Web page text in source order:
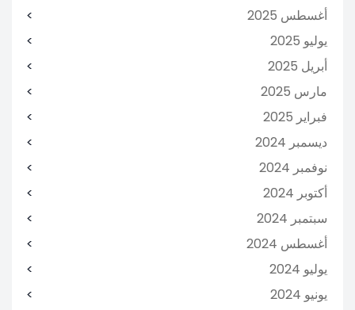
أغسطس 2025
يوليو 2025
أبريل 2025
مارس 2025
فبراير 2025
ديسمبر 2024
نوفمبر 2024
أكتوبر 2024
سبتمبر 2024
أغسطس 2024
يوليو 2024
يونيو 2024